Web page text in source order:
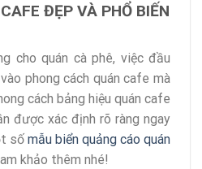
ĐẸP VÀ PHỔ BIẾN
cho quán cà phê, việc đầu
phong cách quán cafe mà
cách bảng hiệu quán cafe
được xác định rõ ràng ngay
số mẫu biển quảng cáo quán
khảo thêm nhé!